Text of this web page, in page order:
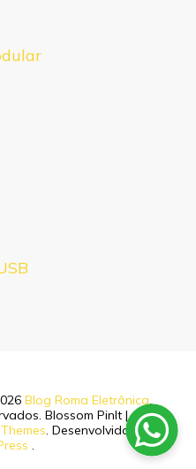
Blog Roma Eletrônica.
Blossom PinIt |
. Desenvolvido por
.